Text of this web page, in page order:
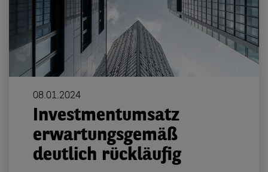
08.01.2024
Investmentumsatz
erwartungsgemäß
deutlich rückläufig